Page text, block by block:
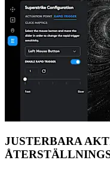
JUSTERBARA